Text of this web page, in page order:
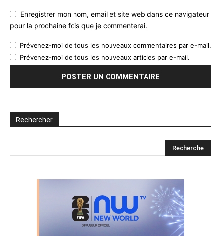
Enregistrer mon nom, email et site web dans ce navigateur
pour la prochaine fois que je commenterai.
Prévenez-moi de tous les nouveaux commentaires par e-mail.
Prévenez-moi de tous les nouveaux articles par e-mail.
Rechercher